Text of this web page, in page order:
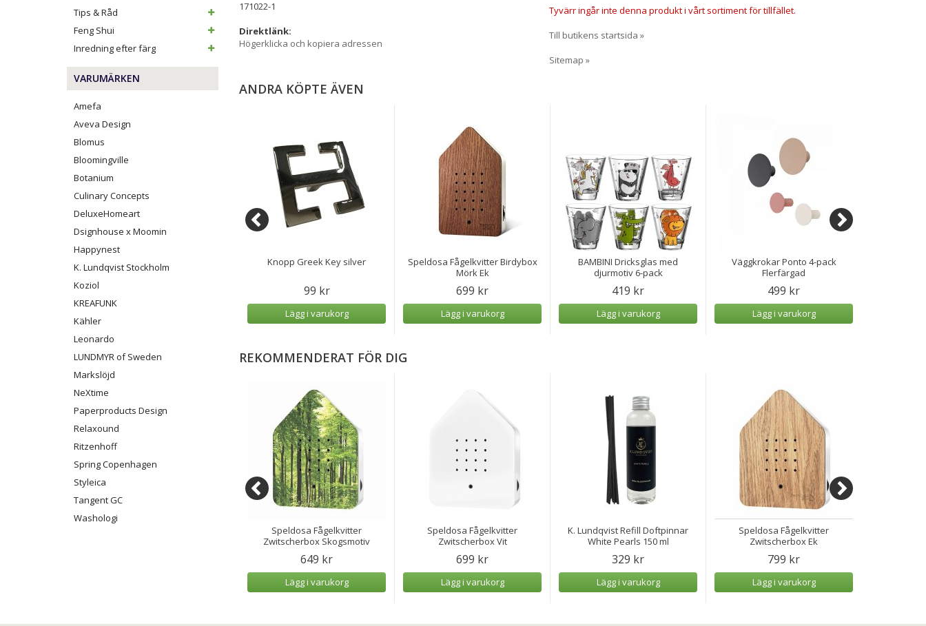
Tips & Råd
Feng Shui
Inredning efter färg
VARUMÄRKEN
Amefa
Aveva Design
Blomus
Bloomingville
Botanium
Culinary Concepts
DeluxeHomeart
Dsignhouse x Moomin
Happynest
K. Lundqvist Stockholm
Koziol
KREAFUNK
Kähler
Leonardo
LUNDMYR of Sweden
Markslöjd
NeXtime
Paperproducts Design
Relaxound
Ritzenhoff
Spring Copenhagen
Styleica
Tangent GC
Washologi
Tyvärr ingår inte denna produkt i vårt sortiment för tillfället.
Till butikens startsida »
Sitemap »
171022-1
Direktlänk:
Högerklicka och kopiera adressen
ANDRA KÖPTE ÄVEN
Lyckotroll Världens Bästa
Mamma 9 cm
Knopp Greek Key silver
99 kr
Lägg i varukorg
Speldosa Fågelkvitter Birdybox
Mörk Ek
699 kr
Lägg i varukorg
BAMBINI Dricksglas med
djurmotiv 6-pack
419 kr
Lägg i varukorg
Väggkrokar Ponto 4-pack
Flerfärgad
499 kr
Lägg i varukorg
REKOMMENDERAT FÖR DIG
Speldosa Fågelkvitter
Zwitscherbox Skogsmotiv
649 kr
Lägg i varukorg
Speldosa Fågelkvitter
Zwitscherbox Vit
699 kr
Lägg i varukorg
K. Lundqvist Refill Doftpinnar
White Pearls 150 ml
329 kr
Lägg i varukorg
Speldosa Fågelkvitter
Zwitscherbox Ek
799 kr
Lägg i varukorg